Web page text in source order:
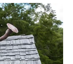
o računima,
lako riješiti.
zasluživale.